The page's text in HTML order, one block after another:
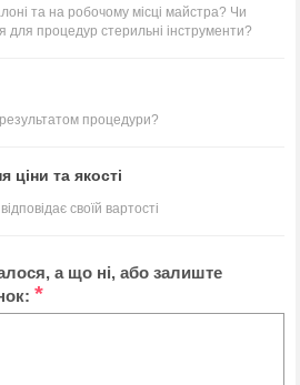
та на робочому місці майстра? Чи
для процедур стерильні інструменти?
процедури?
ціни та якості
своїй вартості
а що ні, або залиште
*